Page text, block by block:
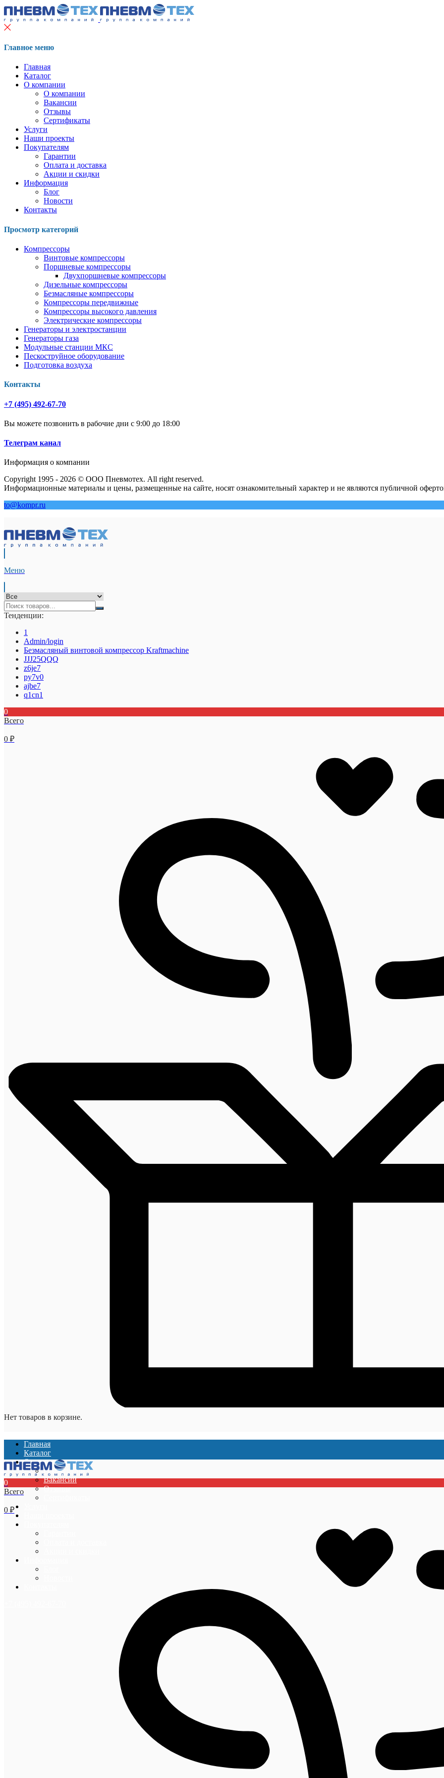
Главное меню
Главная
Каталог
О компании
О компании
Вакансии
Отзывы
Сертификаты
Услуги
Наши проекты
Покупателям
Гарантии
Оплата и доставка
Акции и скидки
Информация
Блог
Новости
Контакты
Просмотр категорий
Компрессоры
Винтовые компрессоры
Поршневые компрессоры
Двухпоршневые компрессоры
Дизельные компрессоры
Безмасляные компрессоры
Компрессоры передвижные
Компрессоры высокого давления
Электрические компрессоры
Генераторы и электростанции
Генераторы газа
Модульные станции МКС
Пескоструйное оборудование
Подготовка воздуха
Контакты
+7 (495) 492-67-70
Вы можете позвонить в рабочие дни с 9:00 до 18:00
Телеграм канал
Информация о компании
Copyright 1995 - 2026 © ООО Пневмотех. All right reserved.
Информационные материалы и цены, размещенные на сайте, носят ознакомительный характер и не являются публичной
to@kompr.ru
Меню
Тенденции:
1
Admin/login
Безмасляный винтовой компрессор Kraftmaсhine
JJJ25QQQ
z6je7
py7v0
ajbe7
q1cn1
0
Всего
0 ₽
Нет товаров в корзине.
Главная
Каталог
О компании
О компании
Вакансии
Отзывы
0
Всего
0 ₽